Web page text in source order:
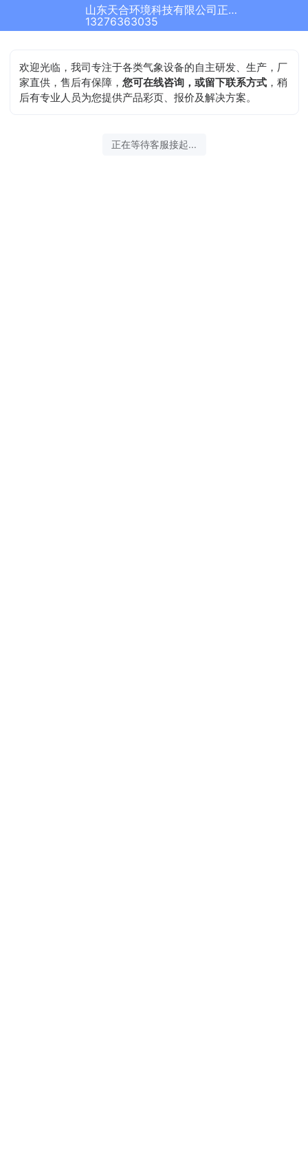
山东天合环境科技有限公司正在为您服务
13276363035
欢迎光临，我司专注于各类气象设备的自主研发、生产，厂
家直供，售后有保障，您可在线咨询，或留下联系方式 ，稍
后有专业人员为您提供产品彩页、报价及解决方案。
正在等待客服接起...